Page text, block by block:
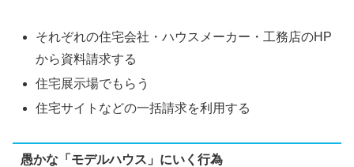
それぞれの住宅会社・ハウスメーカー・工務店のHP
から資料請求する
住宅展示場でもらう
住宅サイトなどの一括請求を利用する
愚かな「モデルハウス」にいく行為